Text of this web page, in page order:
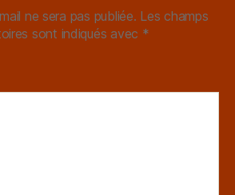
ne sera pas publiée. Les champs
sont indiqués avec *